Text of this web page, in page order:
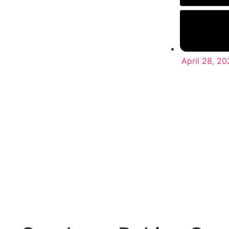
April 28,